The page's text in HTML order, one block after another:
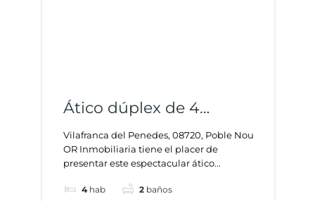
Ático dúplex de 4
habitaciones con terraza
y balcón
Vilafranca del Penedes, 08720, Poble Nou
OR Inmobiliaria tiene el placer de
presentar este espectacular ático...
4 hab 2 baños